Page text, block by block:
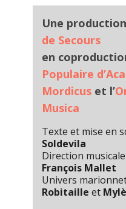
Une
de Secours
en
Populaire
Mordicus et l’
Musica
Texte et mise en
Soldevila
Direction
François Mallet
Univers
Robitaille et